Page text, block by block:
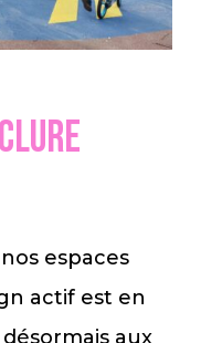
espaces
actif est en
aux